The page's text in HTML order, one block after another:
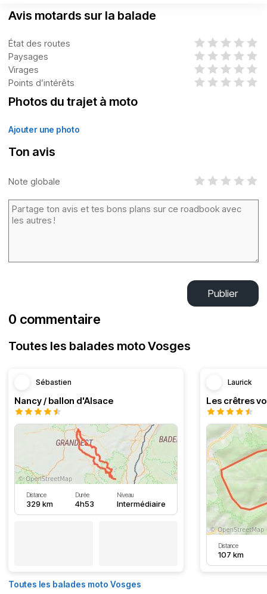
Avis motards sur la balade
État des routes
Paysages
Virages
Points d’intérêts
Photos du trajet à moto
Ajouter une photo
Ton avis
Note globale
Publier
0 commentaire
Toutes les balades moto Vosges
Sébastien
Nancy / ballon d'Alsace
Distance
329 km
Durée
4h53
Niveau
Intermédiaire
Laurick
Distance
107 km
Toutes les balades moto Vosges